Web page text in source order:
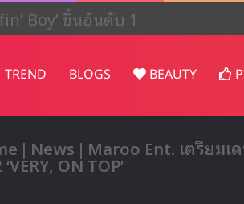
ญี่ปุ่น
TREND BLOGS BEAUTY
| News | Maroo Ent. เตรียมเ
ON TOP’